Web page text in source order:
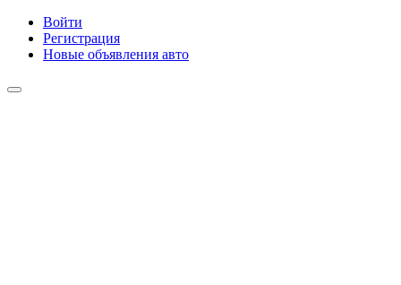
Войти
Регистрация
Новые объявления авто